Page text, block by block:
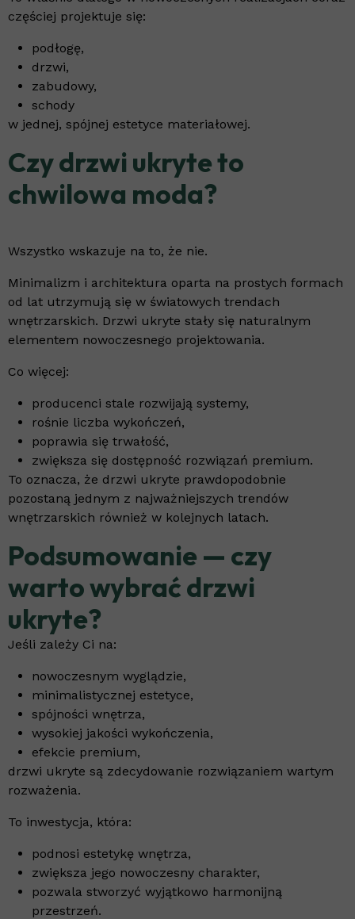
częściej projektuje się:
podłogę,
drzwi,
zabudowy,
schody
w jednej, spójnej estetyce materiałowej.
Czy drzwi ukryte to
chwilowa moda?
Wszystko wskazuje na to, że nie.
Minimalizm i architektura oparta na prostych formach
od lat utrzymują się w światowych trendach
wnętrzarskich. Drzwi ukryte stały się naturalnym
elementem nowoczesnego projektowania.
Co więcej:
producenci stale rozwijają systemy,
rośnie liczba wykończeń,
poprawia się trwałość,
zwiększa się dostępność rozwiązań premium.
To oznacza, że drzwi ukryte prawdopodobnie
pozostaną jednym z najważniejszych trendów
wnętrzarskich również w kolejnych latach.
Podsumowanie — czy
warto wybrać drzwi
ukryte?
Jeśli zależy Ci na:
nowoczesnym wyglądzie,
minimalistycznej estetyce,
spójności wnętrza,
wysokiej jakości wykończenia,
efekcie premium,
drzwi ukryte są zdecydowanie rozwiązaniem wartym
rozważenia.
To inwestycja, która:
podnosi estetykę wnętrza,
zwiększa jego nowoczesny charakter,
pozwala stworzyć wyjątkowo harmonijną
przestrzeń.